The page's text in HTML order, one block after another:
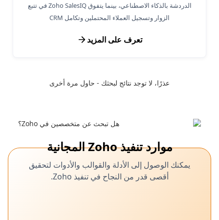
الدردشة بالذكاء الاصطناعي، بينما يتفوق Zoho SalesIQ في تتبع
الزوار وتسجيل العملاء المحتملين وتكامل CRM
تعرف على المزيد
عذرًا، لا توجد نتائج لبحثك - حاول مرة أخرى
موارد تنفيذ Zoho المجانية
يمكنك الوصول إلى الأدلة والقوالب والأدوات لتحقيق
أقصى قدر من النجاح في تنفيذ Zoho.